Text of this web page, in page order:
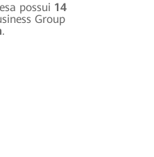
possui 14
Group
.